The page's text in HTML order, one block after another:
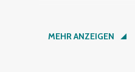
Nachname*
MEHR ANZEIGEN